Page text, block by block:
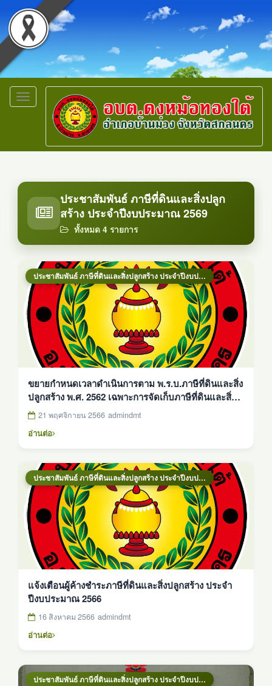
Toggle
navigation
ประชาสัมพันธ์ ภาษีที่ดินและสิ่งปลูก
สร้าง ประจำปีงบประมาณ 2569
ทั้งหมด 4 รายการ
ประชาสัมพันธ์ ภาษีที่ดินและสิ่งปลูกสร้าง ประจำปีงบประมาณ 2569
ขยายกำหนดเวลาดำเนินการตาม พ.ร.บ.ภาษีที่ดินและสิ่ง
ปลูกสร้าง พ.ศ. 2562 เฉพาะการจัดเก็บภาษีที่ดินและสิ่ง
ปลูกสร้าง ประจำปี พ.ศ. 2567
21 พฤศจิกายน 2566 admindmt
อ่านต่อ
ประชาสัมพันธ์ ภาษีที่ดินและสิ่งปลูกสร้าง ประจำปีงบประมาณ 2569
แจ้งเตือนผู้ค้างชำระภาษีที่ดินและสิ่งปลูกสร้าง ประจำ
ปีงบประมาณ 2566
16 สิงหาคม 2566 admindmt
อ่านต่อ
ประชาสัมพันธ์ ภาษีที่ดินและสิ่งปลูกสร้าง ประจำปีงบประมาณ 2569